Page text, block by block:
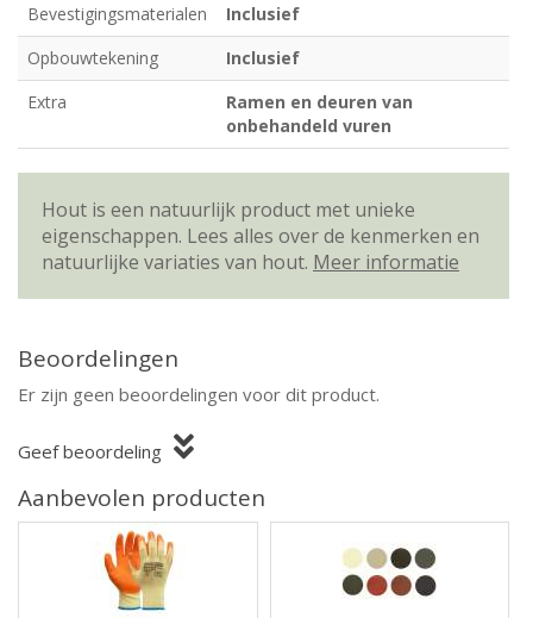
Bevestigingsmaterialen
Inclusief
Opbouwtekening
Inclusief
Extra
Ramen en deuren van
onbehandeld vuren
Hout is een natuurlijk product met unieke
eigenschappen. Lees alles over de kenmerken en
natuurlijke variaties van hout. Meer informatie
Beoordelingen
Er zijn geen beoordelingen voor dit product.
Geef beoordeling
Aanbevolen producten